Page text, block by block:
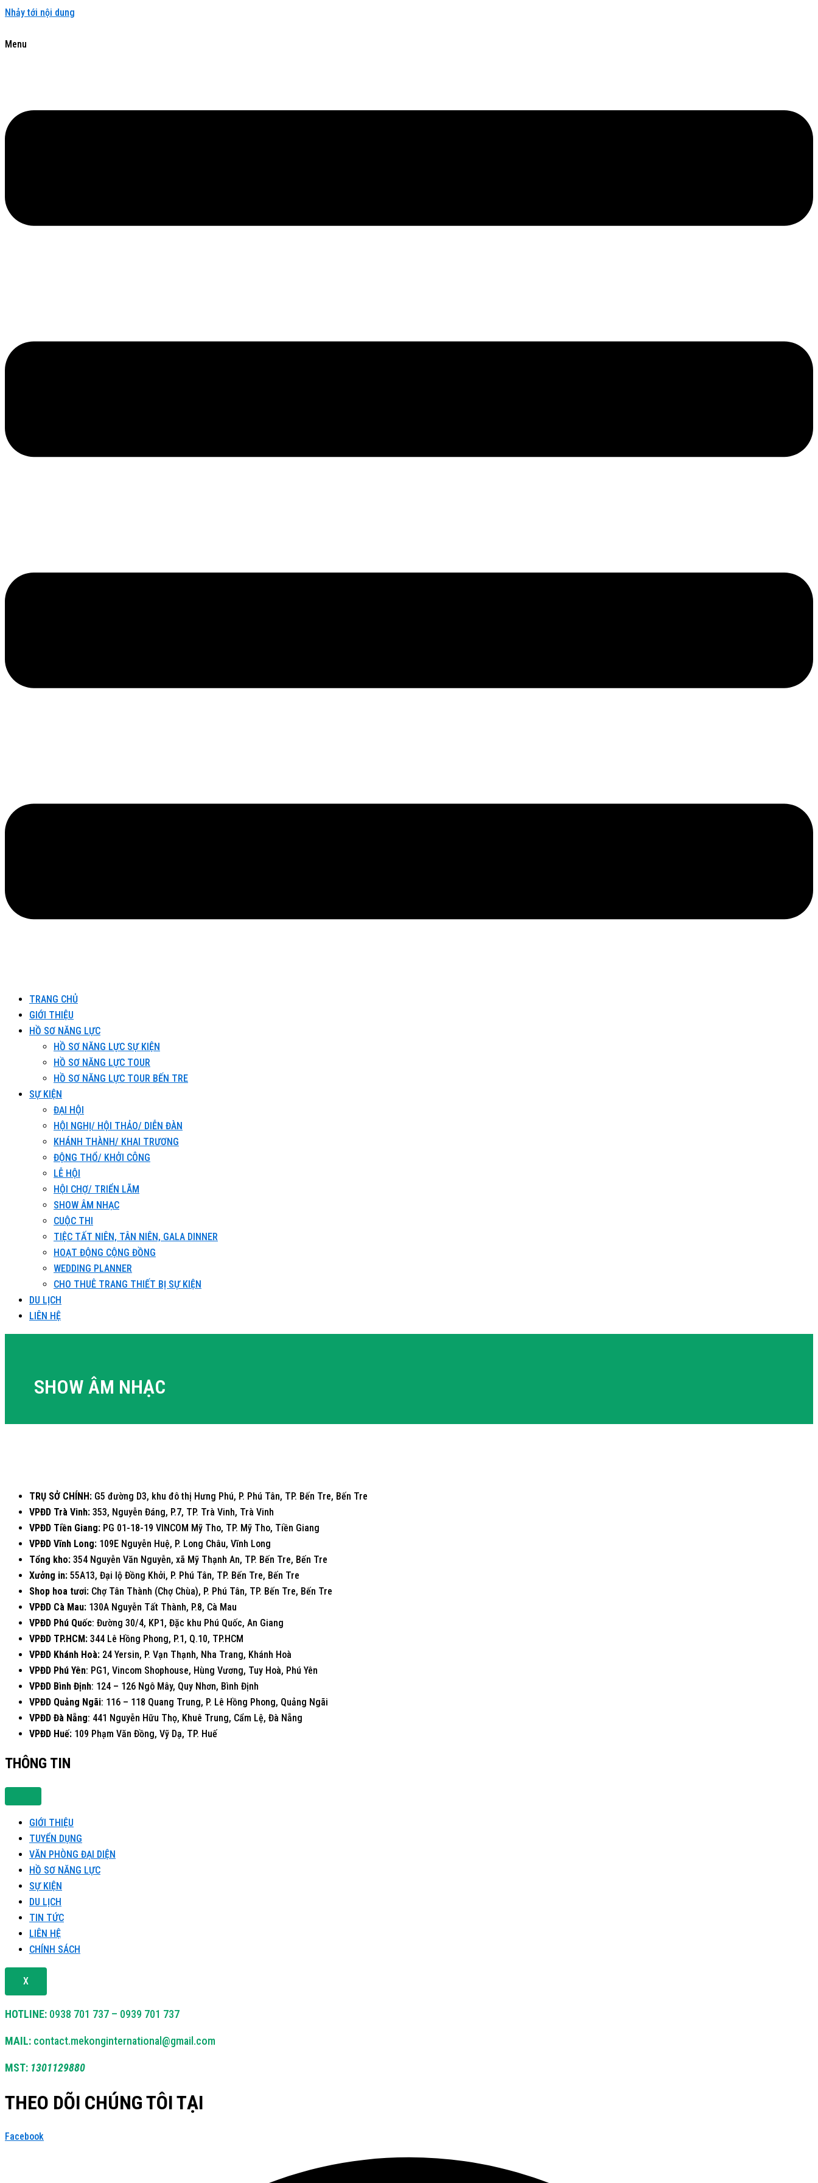
Nhảy tới nội dung
Menu
TRANG CHỦ
GIỚI THIỆU
HỒ SƠ NĂNG LỰC
HỒ SƠ NĂNG LỰC SỰ KIỆN
HỒ SƠ NĂNG LỰC TOUR
HỒ SƠ NĂNG LỰC TOUR BẾN TRE
SỰ KIỆN
ĐẠI HỘI
HỘI NGHỊ/ HỘI THẢO/ DIỄN ĐÀN
KHÁNH THÀNH/ KHAI TRƯƠNG
ĐỘNG THỔ/ KHỞI CÔNG
LỄ HỘI
HỘI CHỢ/ TRIỂN LÃM
SHOW ÂM NHẠC
CUỘC THI
TIỆC TẤT NIÊN, TÂN NIÊN, GALA DINNER
HOẠT ĐỘNG CỘNG ĐỒNG
WEDDING PLANNER
CHO THUÊ TRANG THIẾT BỊ SỰ KIỆN
DU LỊCH
LIÊN HỆ
SHOW ÂM NHẠC
TRỤ SỞ CHÍNH: G5 đường D3, khu đô thị Hưng Phú, P. Phú Tân, TP. Bến Tre, Bến Tre
VPĐD Trà Vinh: 353, Nguyễn Đáng, P.7, TP. Trà Vinh, Trà Vinh
VPĐD Tiền Giang: PG 01-18-19 VINCOM Mỹ Tho, TP. Mỹ Tho, Tiền Giang
VPĐD Vĩnh Long: 109E Nguyễn Huệ, P. Long Châu, Vĩnh Long
Tổng kho: 354 Nguyễn Văn Nguyễn, xã Mỹ Thạnh An, TP. Bến Tre, Bến Tre
Xưởng in: 55A13, Đại lộ Đồng Khởi, P. Phú Tân, TP. Bến Tre, Bến Tre
Shop hoa tươi: Chợ Tân Thành (Chợ Chùa), P. Phú Tân, TP. Bến Tre, Bến Tre
VPĐD Cà Mau: 130A Nguyễn Tất Thành, P.8, Cà Mau
VPĐD Phú Quốc: Đường 30/4, KP1, Đặc khu Phú Quốc, An Giang
VPĐD TP.HCM: 344 Lê Hồng Phong, P.1, Q.10, TP.HCM
VPĐD Khánh Hoà: 24 Yersin, P. Vạn Thạnh, Nha Trang, Khánh Hoà
VPĐD Phú Yên: PG1, Vincom Shophouse, Hùng Vương, Tuy Hoà, Phú Yên
VPĐD Bình Định: 124 – 126 Ngô Mây, Quy Nhơn, Bình Định
VPĐD Quảng Ngãi: 116 – 118 Quang Trung, P. Lê Hồng Phong, Quảng Ngãi
VPĐD Đà Nẵng: 441 Nguyễn Hữu Thọ, Khuê Trung, Cẩm Lệ, Đà Nẵng
VPĐD Huế: 109 Phạm Văn Đồng, Vỹ Dạ, TP. Huế
THÔNG TIN
GIỚI THIỆU
TUYỂN DỤNG
VĂN PHÒNG ĐẠI DIỆN
HỒ SƠ NĂNG LỰC
SỰ KIỆN
DU LỊCH
TIN TỨC
LIÊN HỆ
CHÍNH SÁCH
X
HOTLINE: 0938 701 737 – 0939 701 737
MAIL: contact.mekonginternational@gmail.com
MST: 1301129880
THEO DÕI CHÚNG TÔI TẠI
Facebook